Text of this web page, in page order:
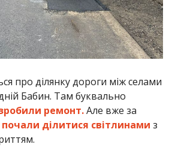
про ділянку дороги між селами
Бабин. Там буквально
ремонт.Але вже за
почали ділитися світлинами з